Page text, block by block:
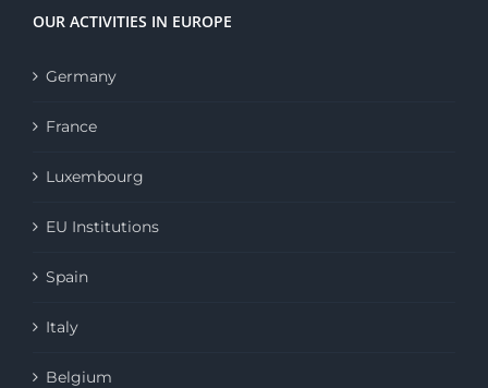
OUR ACTIVITIES IN EUROPE
Germany
France
Luxembourg
EU Institutions
Spain
Italy
Belgium